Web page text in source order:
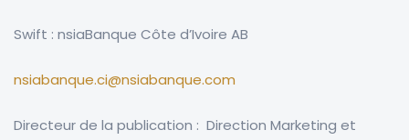
Swift : nsiaBanque Côte d’Ivoire AB
nsiabanque.ci@nsiabanque.com
Directeur de la publication : Direction Marketing et